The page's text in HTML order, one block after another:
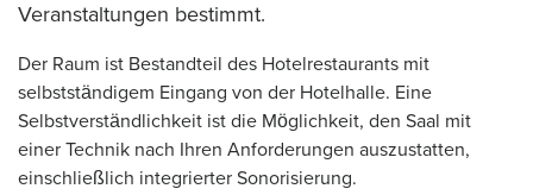
Veranstaltungen bestimmt.
Der Raum ist Bestandteil des Hotelrestaurants mit
selbstständigem Eingang von der Hotelhalle. Eine
Selbstverständlichkeit ist die Möglichkeit, den Saal mit
einer Technik nach Ihren Anforderungen auszustatten,
einschließlich integrierter Sonorisierung.